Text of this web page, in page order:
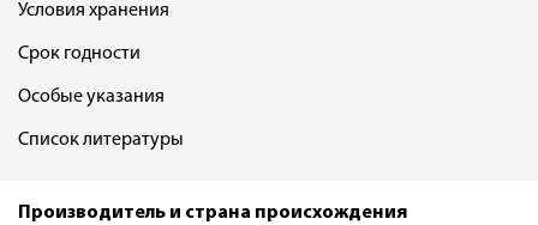
Условия хранения
Срок годности
Особые указания
Список литературы
Производитель и страна происхождения